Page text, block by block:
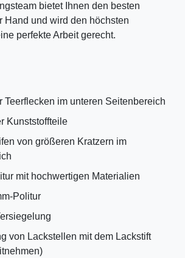
bietet Ihnen den besten
Hand und wird den höchsten
perfekte Arbeit gerecht.
Teerflecken im unteren Seitenbereich
Kunststoffteile
von größeren Kratzern im
mit hochwertigen Materialien
Politur
von Lackstellen mit dem Lackstift